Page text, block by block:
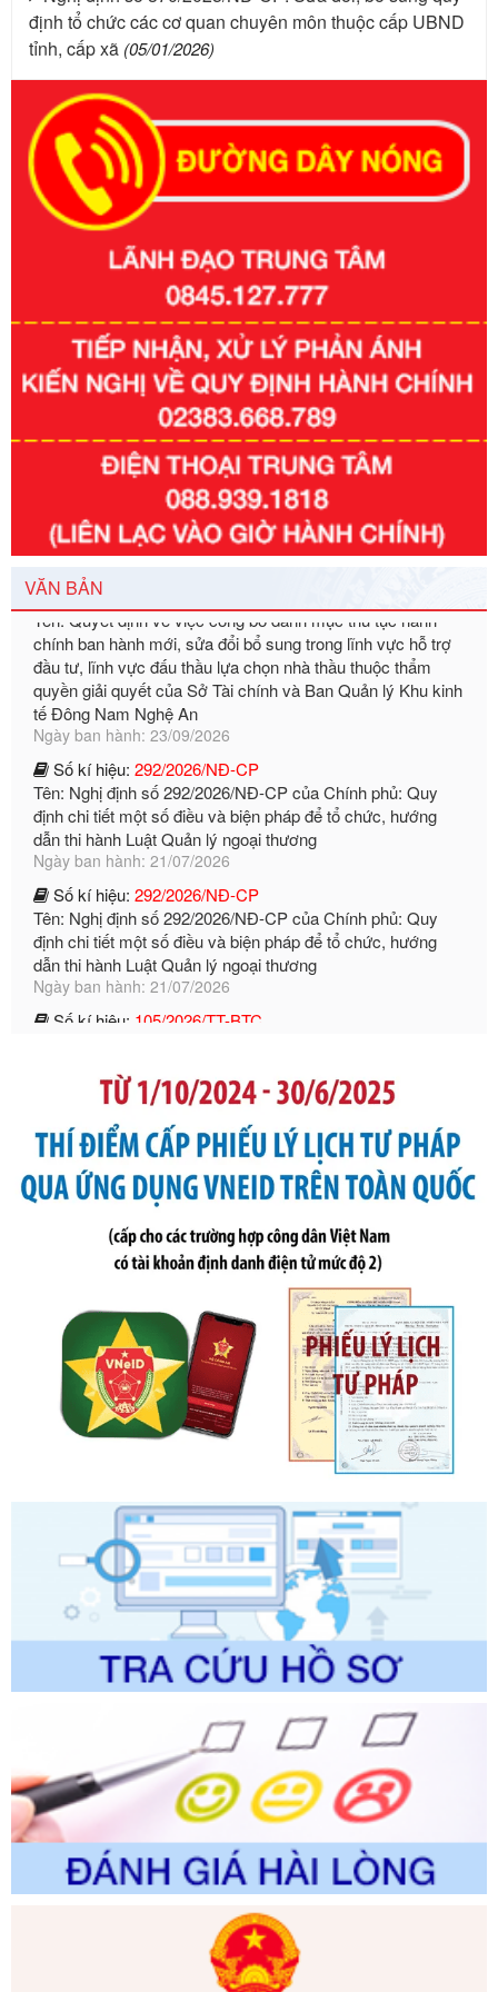
định tổ chức các cơ quan chuyên môn thuộc cấp UBND
tỉnh, cấp xã (05/01/2026)
VĂN BẢN
351/2025/NĐ-CP
Tên: Nghị định số 351/2025/NĐ-CP của Chính phủ: Quy
định chuẩn nghèo đa chiều quốc gia giai đoạn 2026 - 2030
Ngày ban hành: 29/12/2026
Số kí hiệu: 3014/QĐ-UBND
Tên: Quyết định về việc công bố danh mục thủ tục hành
đầu tư, lĩnh vực đấu thầu lựa chọn nhà thầu thuộc thẩm
quyền giải quyết của Sở Tài chính và Ban Quản lý Khu kinh
tế Đông Nam Nghệ An
Ngày ban hành: 23/09/2026
Số kí hiệu:292/2026/NĐ-CP
Tên: Nghị định số 292/2026/NĐ-CP của Chính phủ: Quy
định chi tiết một số điều và biện pháp để tổ chức, hướng
dẫn thi hành Luật Quản lý ngoại thương
Ngày ban hành: 21/07/2026
Số kí hiệu:292/2026/NĐ-CP
Tên: Nghị định số 292/2026/NĐ-CP của Chính phủ: Quy
định chi tiết một số điều và biện pháp để tổ chức, hướng
dẫn thi hành Luật Quản lý ngoại thương
Ngày ban hành: 21/07/2026
Số kí hiệu:105/2026/TT-BTC
Tên: Thông tư số 105/2026/TT-BTC của Bộ Tài chính: Bãi
bỏ Thông tư số 87/2019/TT- BТC ngày 19 tháng 12 năm
2019 của Bộ trưởng Bộ Tài chính hướng dẫn thực hiện xử
Số kí hiệu:
291/2026/NĐ-CP
Tên: Nghị định số 291/2026/NĐ-CP của Chính phủ: Sửa
đổi, bổ sung một số điều của Nghị định số 125/2020/NĐ-СР
ngày 19 tháng 10 năm 2020 của Chính phủ quy định xử
phạt vi phạm hành chính về thuế, hóa đơn được sửa đổi, bổ
sung bởi Nghị định số 102/2021/NĐ-CP
Ngày ban hành: 20/07/2026
Số kí hiệu:2303/QĐ-UBND
Tên: Quyết định công bố Danh mục thủ tục hành chính mới
ban hành, được sửa đổi, bổ sung, bị bãi bỏ và phê duyệt
Quy trình nội bộ, quy trình điện tử giải quyết thủ tục hành
chính trong một số lĩnh vực thuộc phạm vi chức năng quản
lý của Sở Văn hóa, Thể tha
Ngày ban hành: 01/06/2026
Số kí hiệu:2304/QĐ-UBND
Tên: Quyết định công bố Danh mục thủ tục hành chính
trình điện tử giải quyết thủ tục hành chính trong lĩnh vực Du
lịch thuộc phạm vi chức năng quản lý của Sở Văn hóa, Thể
thao và Du lịch
Ngày ban hành: 01/06/2026
Số kí hiệu:2310/QĐ-UBND
Tên: Về việc công bố Danh mục thủ tục hành chính sửa
đổi, bổ sung và phê duyệt Quy trình nội bộ, quy trình điện tử
trong giải quyết thủtục hành chính lĩnh vực biến đổi khí hậu
thuộc phạm vi giải quyết của Sở Nông nghiệp và Môi
Ngày ban hành: 01/06/2026
Số kí hiệu:2300/QĐ-UBND
Tên: V/v công bố danh mục thủ tục hành chính được sửa
đổi, bổ sung và phê duyệt quy trình nội bộ, quy trình điện tử
giải quyết thủ tục hành chính trong lĩnh vực Luật sư thuộc
phạm vi chức năng quản lý của Sở Tư pháp
Ngày ban hành: 01/06/2026
351/2025/NĐ-CP
Tên: Nghị định số 351/2025/NĐ-CP của Chính phủ: Quy